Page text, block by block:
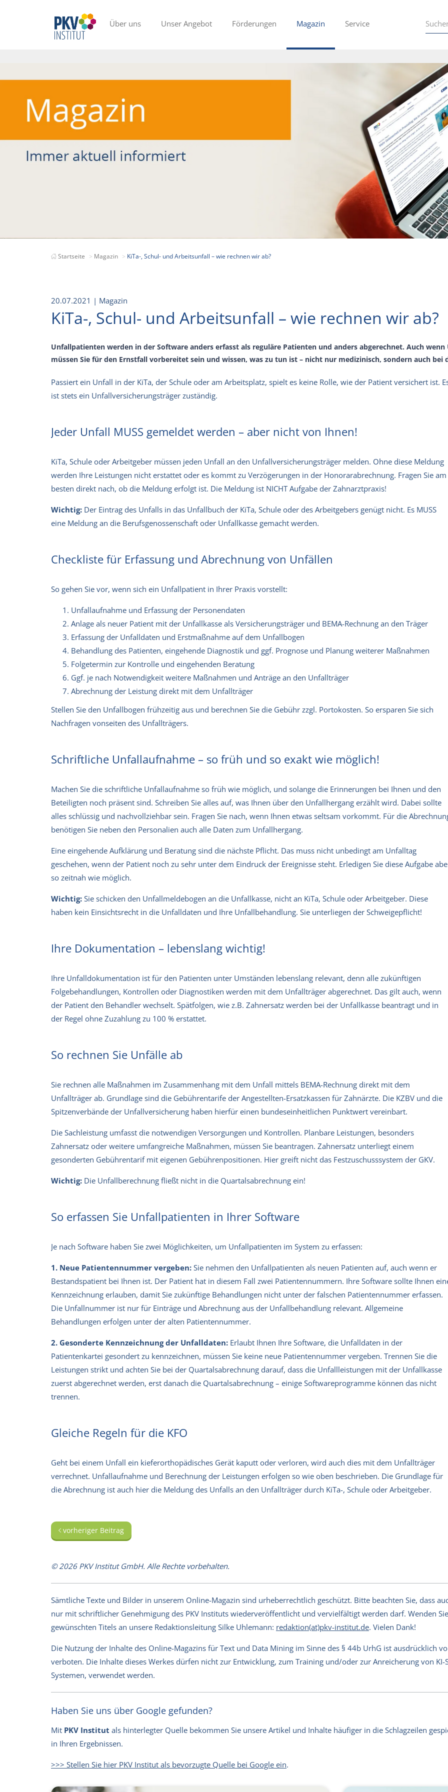
Über uns Unser Angebot Förderungen Magazin Service
Startseite Magazin KiTa-, Schul- und Arbeitsunfall – wie rechnen wir ab?
20.07.2021 | Magazin
KiTa-, Schul- und Arbeitsunfall – wie rechnen wir ab?
Unfallpatienten werden in der Software anders erfasst als reguläre Patienten und anders abgerechnet. Auch
müssen Sie für den Ernstfall vorbereitet sein und wissen, was zu tun ist – nicht nur medizinisch, sondern auch bei
Passiert ein Unfall in der KiTa, der Schule oder am Arbeitsplatz, spielt es keine Rolle, wie der Patient versichert ist.
ist stets ein Unfallversicherungsträger zuständig.
Jeder Unfall MUSS gemeldet werden – aber nicht von Ihnen!
KiTa, Schule oder Arbeitgeber müssen jeden Unfall an den Unfallversicherungsträger melden. Ohne diese Meldung
werden Ihre Leistungen nicht erstattet oder es kommt zu Verzögerungen in der Honorarabrechnung. Fragen Sie am
besten direkt nach, ob die Meldung erfolgt ist. Die Meldung ist NICHT Aufgabe der Zahnarztpraxis!
Wichtig: Der Eintrag des Unfalls in das Unfallbuch der KiTa, Schule oder des Arbeitgebers genügt nicht. Es MUSS
eine Meldung an die Berufsgenossenschaft oder Unfallkasse gemacht werden.
Checkliste für Erfassung und Abrechnung von Unfällen
So gehen Sie vor, wenn sich ein Unfallpatient in Ihrer Praxis vorstellt:
Unfallaufnahme und Erfassung der Personendaten
Anlage als neuer Patient mit der Unfallkasse als Versicherungsträger und BEMA-Rechnung an den Träger
Erfassung der Unfalldaten und Erstmaßnahme auf dem Unfallbogen
Behandlung des Patienten, eingehende Diagnostik und ggf. Prognose und Planung weiterer Maßnahmen
Folgetermin zur Kontrolle und eingehenden Beratung
Ggf. je nach Notwendigkeit weitere Maßnahmen und Anträge an den Unfallträger
Abrechnung der Leistung direkt mit dem Unfallträger
Stellen Sie den Unfallbogen frühzeitig aus und berechnen Sie die Gebühr zzgl. Portokosten. So ersparen Sie sich
Nachfragen vonseiten des Unfallträgers.
Schriftliche Unfallaufnahme – so früh und so exakt wie möglich!
Machen Sie die schriftliche Unfallaufnahme so früh wie möglich, und solange die Erinnerungen bei Ihnen und den
Beteiligten noch präsent sind. Schreiben Sie alles auf, was Ihnen über den Unfallhergang erzählt wird. Dabei sollte
alles schlüssig und nachvollziehbar sein. Fragen Sie nach, wenn Ihnen etwas seltsam vorkommt. Für die
benötigen Sie neben den Personalien auch alle Daten zum Unfallhergang.
Eine eingehende Aufklärung und Beratung sind die nächste Pflicht. Das muss nicht unbedingt am Unfalltag
geschehen, wenn der Patient noch zu sehr unter dem Eindruck der Ereignisse steht. Erledigen Sie diese Aufgabe
so zeitnah wie möglich.
Wichtig: Sie schicken den Unfallmeldebogen an die Unfallkasse, nicht an KiTa, Schule oder Arbeitgeber. Diese
haben kein Einsichtsrecht in die Unfalldaten und Ihre Unfallbehandlung. Sie unterliegen der Schweigepflicht!
Ihre Dokumentation – lebenslang wichtig!
Ihre Unfalldokumentation ist für den Patienten unter Umständen lebenslang relevant, denn alle zukünftigen
Folgebehandlungen, Kontrollen oder Diagnostiken werden mit dem Unfallträger abgerechnet. Das gilt auch, wenn
der Patient den Behandler wechselt. Spätfolgen, wie z.B. Zahnersatz werden bei der Unfallkasse beantragt und in
der Regel ohne Zuzahlung zu 100 % erstattet.
So rechnen Sie Unfälle ab
Sie rechnen alle Maßnahmen im Zusammenhang mit dem Unfall mittels BEMA-Rechnung direkt mit dem
Unfallträger ab. Grundlage sind die Gebührentarife der Angestellten-Ersatzkassen für Zahnärzte. Die KZBV und die
Spitzenverbände der Unfallversicherung haben hierfür einen bundeseinheitlichen Punktwert vereinbart.
Die Sachleistung umfasst die notwendigen Versorgungen und Kontrollen. Planbare Leistungen, besonders
Zahnersatz oder weitere umfangreiche Maßnahmen, müssen Sie beantragen. Zahnersatz unterliegt einem
gesonderten Gebührentarif mit eigenen Gebührenpositionen. Hier greift nicht das Festzuschusssystem der GKV.
Wichtig: Die Unfallberechnung fließt nicht in die Quartalsabrechnung ein!
So erfassen Sie Unfallpatienten in Ihrer Software
Je nach Software haben Sie zwei Möglichkeiten, um Unfallpatienten im System zu erfassen:
1. Neue Patientennummer vergeben: Sie nehmen den Unfallpatienten als neuen Patienten auf, auch wenn er
Bestandspatient bei Ihnen ist. Der Patient hat in diesem Fall zwei Patientennummern. Ihre Software sollte Ihnen
Kennzeichnung erlauben, damit Sie zukünftige Behandlungen nicht unter der falschen Patientennummer erfassen.
Die Unfallnummer ist nur für Einträge und Abrechnung aus der Unfallbehandlung relevant. Allgemeine
Behandlungen erfolgen unter der alten Patientennummer.
2. Gesonderte Kennzeichnung der Unfalldaten: Erlaubt Ihnen Ihre Software, die Unfalldaten in der
Patientenkartei gesondert zu kennzeichnen, müssen Sie keine neue Patientennummer vergeben. Trennen Sie die
Leistungen strikt und achten Sie bei der Quartalsabrechnung darauf, dass die Unfallleistungen mit der Unfallkasse
zuerst abgerechnet werden, erst danach die Quartalsabrechnung – einige Softwareprogramme können das nicht
trennen.
Gleiche Regeln für die KFO
Geht bei einem Unfall ein kieferorthopädisches Gerät kaputt oder verloren, wird auch dies mit dem Unfallträger
verrechnet. Unfallaufnahme und Berechnung der Leistungen erfolgen so wie oben beschrieben. Die Grundlage für
die Abrechnung ist auch hier die Meldung des Unfalls an den Unfallträger durch KiTa-, Schule oder Arbeitgeber.
vorheriger Beitrag
© 2026 PKV Institut GmbH. Alle Rechte vorbehalten.
Sämtliche Texte und Bilder in unserem Online-Magazin sind urheberrechtlich geschützt. Bitte beachten Sie, dass
nur mit schriftlicher Genehmigung des PKV Instituts wiederveröffentlicht und vervielfältigt werden darf. Wenden
gewünschten Titels an unsere Redaktionsleitung Silke Uhlemann: redaktion(at)pkv-institut.de. Vielen Dank!
Die Nutzung der Inhalte des Online-Magazins für Text und Data Mining im Sinne des § 44b UrhG ist ausdrücklich
verboten. Die Inhalte dieses Werkes dürfen nicht zur Entwicklung, zum Training und/oder zur Anreicherung von
Systemen, verwendet werden.
Haben Sie uns über Google gefunden?
Mit PKV Institut als hinterlegter Quelle bekommen Sie unsere Artikel und Inhalte häufiger in die Schlagzeilen
in Ihren Ergebnissen.
>>> Stellen Sie hier PKV Institut als bevorzugte Quelle bei Google ein.